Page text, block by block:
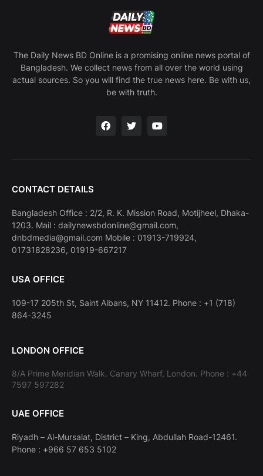
The Daily News BD Online is a promising online news portal of
Bangladesh. We collect news from all over the world using
actual sources. So you will find the true news here. Be with us,
be with truth.
CONTACT DETAILS
Bangladesh Office : 2/2, R. K. Mission Road, Motijheel, Dhaka-
1203. Mail : dailynewsbdonline@gmail.com,
dnbdmedia@gmail.com Mobile : 01913-719924,
01731828236, 01919-667217
USA OFFICE
109-17 205th St, Saint Albans, NY 11412. Phone : +1 (718)
864-3245
LONDON OFFICE
8/A Prime Meridian Walk. Canary Wharf, London. Phone : +44
7597 597282
UAE OFFICE
Riyadh – Al-Mursalat, District – King, Abdullah Road-12461.
Phone : +966 57 653 5102